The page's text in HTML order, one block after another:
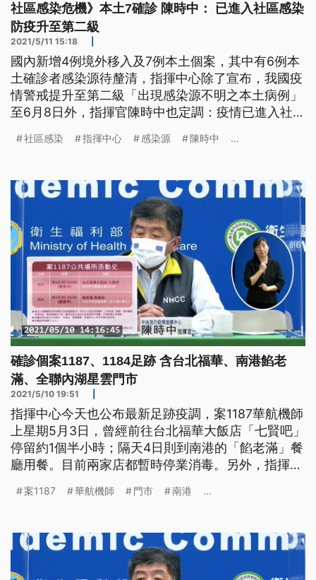
社區感染危機》本土7確診 陳時中： 已進入社區感染
防疫升至第二級
2021/5/11 15:18
國內新增4例境外移入及7例本土個案，其中有6例本
土確診者感染源待釐清，指揮中心除了宣布，我國疫
情警戒提升至第二級「出現感染源不明之本土病例」
至6月8日外，指揮官陳時中也定調：疫情已進入社區
『邊緣』，已經進入社區感染，我們有七例，等於有
例。」記者再追問，是否社區早就存在好幾條隱形傳
播鏈？陳時中回答，「有沒有隱
社區感染 指揮中心 感染源 陳時中 ...
確診個案1187、1184足跡 含台北福華、南港餡老
滿、全聯內湖星雲門市
2021/5/10 19:51
指揮中心今天也公布最新足跡疫調，案1187華航機師
上星期5月3日，曾經前往台北福華大飯店「七賢吧」
停留約1個半小時；隔天4日則到南港的「餡老滿」餐
廳用餐。目前兩家店都暫時停業消毒。另外，指揮中
當天下午，曾到全聯內湖星雲門市採買，當地里長抱
40多歲華航機師，指揮官陳時中認為對社區影響大，
也同時公布疫調
案1187 華航機師 門市 南港 ...